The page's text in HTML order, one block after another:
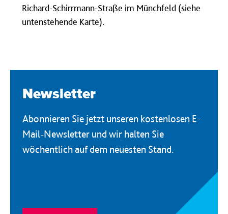
Richard-Schirrmann-Straße im Münchfeld (siehe
untenstehende Karte).
Newsletter
Abonnieren Sie jetzt unseren kostenlosen E-
Mail-Newsletter und wir halten Sie
wöchentlich auf dem neuesten Stand.